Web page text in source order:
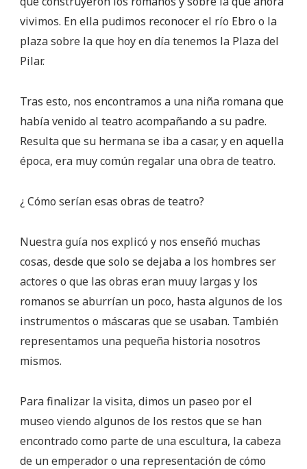
vivimos. En ella pudimos reconocer el río Ebro o la
plaza sobre la que hoy en día tenemos la Plaza del
Pilar.
Tras esto, nos encontramos a una niña romana que
había venido al teatro acompañando a su padre.
Resulta que su hermana se iba a casar, y en aquella
época, era muy común regalar una obra de teatro.
¿ Cómo serían esas obras de teatro?
Nuestra guía nos explicó y nos enseñó muchas
cosas, desde que solo se dejaba a los hombres ser
actores o que las obras eran muuy largas y los
romanos se aburrían un poco, hasta algunos de los
instrumentos o máscaras que se usaban. También
representamos una pequeña historia nosotros
mismos.
Para finalizar la visita, dimos un paseo por el
museo viendo algunos de los restos que se han
encontrado como parte de una escultura, la cabeza
de un emperador o una representación de cómo